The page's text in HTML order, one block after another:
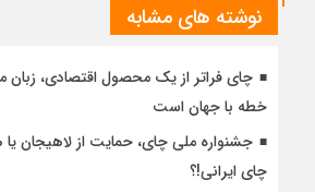
نوشته های مشابه
چای فراتر از یک محصول اقتصادی،
خطه با جهان است
جشنواره ملی چای، حمایت از لاهیجان یا
چای ایرانی!؟